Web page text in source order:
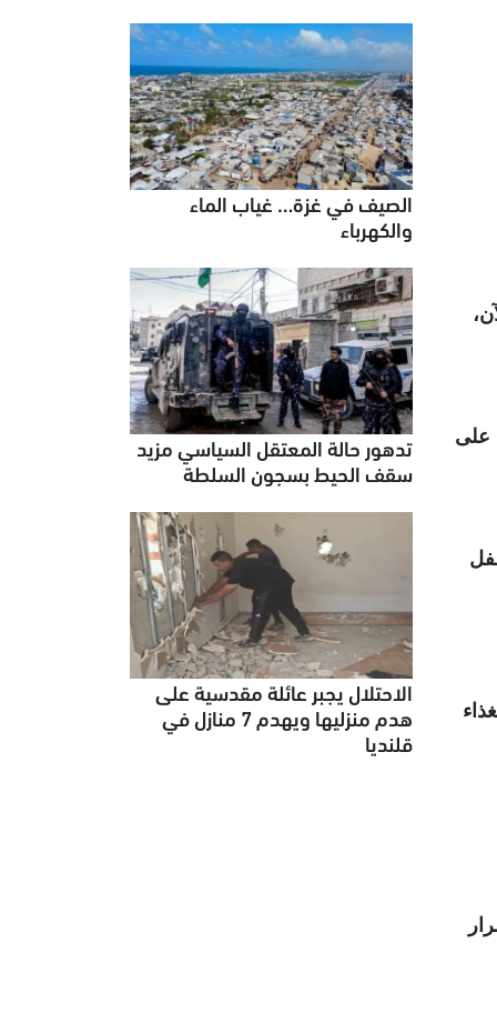
الآن،
مشددًا على
الصيف في غزة… غياب الماء
والكهرباء
تدهور حالة المعتقل السياسي مزيد
سقف الحيط بسجون السلطة
الاحتلال يجبر عائلة مقدسية على
هدم منزليها ويهدم 7 منازل في
قلنديا